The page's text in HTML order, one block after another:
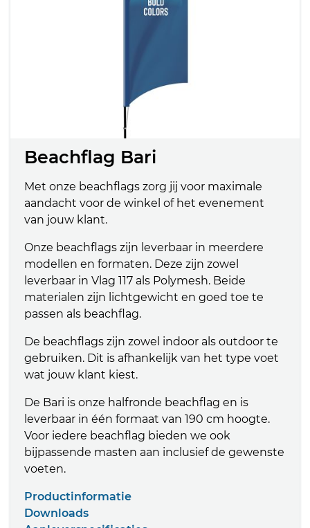
Beachflag Bari
Met onze beachflags zorg jij voor maximale
aandacht voor de winkel of het evenement
van jouw klant.
Onze beachflags zijn leverbaar in meerdere
modellen en formaten. Deze zijn zowel
leverbaar in Vlag 117 als Polymesh. Beide
materialen zijn lichtgewicht en goed toe te
passen als beachflag.
De beachflags zijn zowel indoor als outdoor te
gebruiken. Dit is afhankelijk van het type voet
wat jouw klant kiest.
De Bari is onze halfronde beachflag en is
leverbaar in één formaat van 190 cm hoogte.
Voor iedere beachflag bieden we ook
bijpassende masten aan inclusief de gewenste
voeten.
Productinformatie
Downloads